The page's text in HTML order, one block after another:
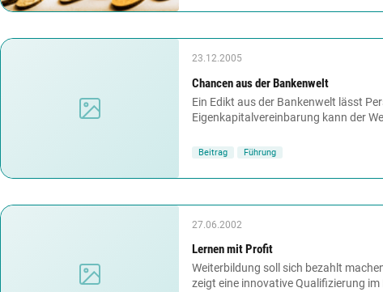
23.12.2005
Chancen aus der Bankenwelt
Ein Edikt aus der Bankenwelt lässt
Eigenkapitalvereinbarung kann der
Beitrag Führung
27.06.2002
Lernen mit Profit
Weiterbildung soll sich bezahlt
zeigt eine innovative Qualifizierung